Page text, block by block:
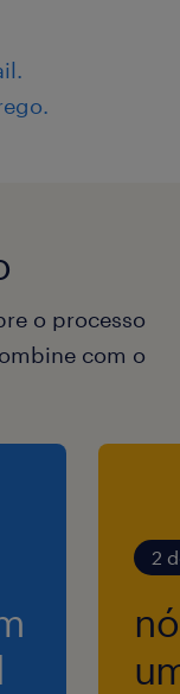
projetos e
o processo
com o
2